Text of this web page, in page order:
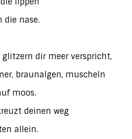
die nase.
glitzern dir meer verspricht,
braunalgen, muscheln
moos.
deinen weg
allein.